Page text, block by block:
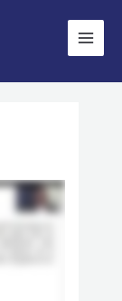
Main
Menu